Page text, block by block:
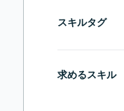
スキルタグ
求めるスキル